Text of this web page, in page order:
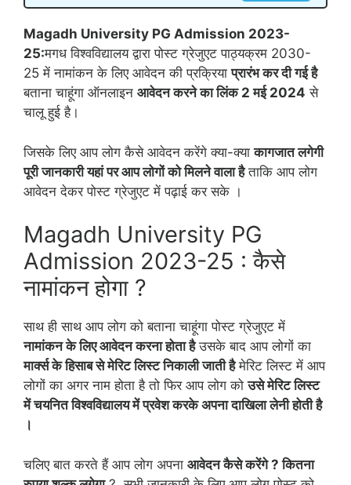
Magadh University PG Admission 2023-
25:मगध विश्वविद्यालय द्वारा पोस्ट ग्रेजुएट पाठ्यक्रम 2030-
25 में नामांकन के लिए आवेदन की प्रक्रियाप्रारंभ कर दी गई है
बताना चाहूंगा ऑनलाइन आवेदन करने का लिंक 2 मई 2024 से
चालू हुई है।
जिसके लिए आप लोग कैसे आवेदन करेंगे क्या-क्याकागजात लगेगी
पूरी जानकारी यहां पर आप लोगों को मिलने वाला हैताकि आप लोग
आवेदन देकर पोस्ट ग्रेजुएट में पढ़ाई कर सके ।
Magadh University PG
Admission 2023-25 : कैसे
नामांकन होगा ?
साथ ही साथ आप लोग को बताना चाहूंगा पोस्ट ग्रेजुएट में
नामांकन के लिए आवेदन करना होता हैउसके बाद आप लोगों का
मार्क्स के हिसाब से मेरिट लिस्ट निकाली जाती हैमेरिट लिस्ट में आप
लोगों का अगर नाम होता है तो फिर आप लोग कोउसे मेरिट लिस्ट
में चयनित विश्वविद्यालय में प्रवेश करके अपना दाखिला लेनी होती है
।
चलिए बात करते हैं आप लोग अपना आवेदन कैसे करेंगे ? कितना